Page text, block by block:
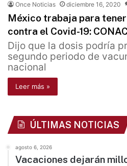
Once Noticias diciembre 16, 2020
México trabaja para
contra el Covid-19:
Dijo que la dosis podría
segundo periodo de
nacional
Leer más »
ÚLTIMAS NOTICIAS
agosto 6, 2026
Vacaciones dejarán